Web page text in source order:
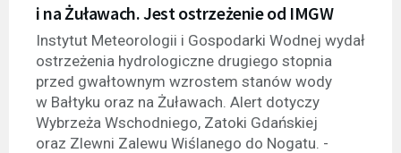
i na Żuławach. Jest ostrzeżenie od IMGW
Instytut Meteorologii i Gospodarki Wodnej wydał
ostrzeżenia hydrologiczne drugiego stopnia
przed gwałtownym wzrostem stanów wody
w Bałtyku oraz na Żuławach. Alert dotyczy
Wybrzeża Wschodniego, Zatoki Gdańskiej
oraz Zlewni Zalewu Wiślanego do Nogatu. -